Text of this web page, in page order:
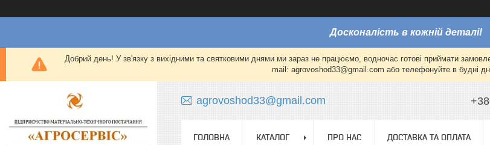
Досконалість в кожній деталі!
Добрий день! У зв'язку з вихідними та святковими днями ми зараз не працюємо, водночас готові приймати
mail: agrovoshod33@gmail.com або телефонуйте в будні
agrovoshod33@gmail.com
ГОЛОВНА КАТАЛОГ ПРО НАС ДОСТАВКА ТА ОПЛАТА